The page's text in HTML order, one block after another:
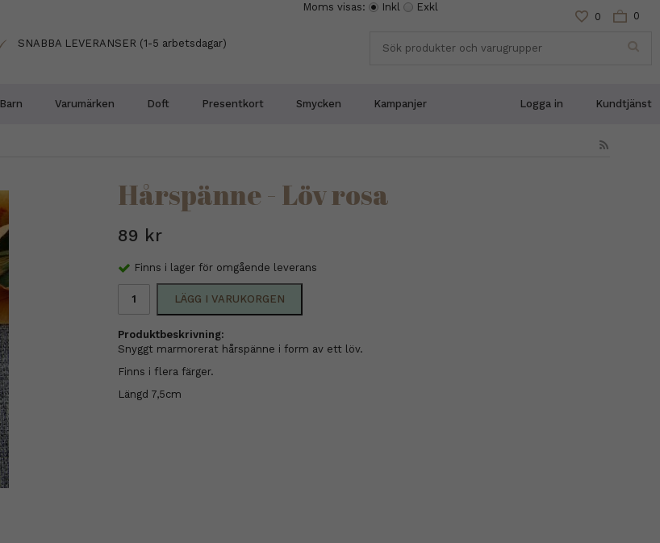
0 0
Moms visas: Inkl Exkl
SNABBA LEVERANSER (1-5 arbetsdagar)
Barn Varumärken Doft Presentkort Smycken Kampanjer Logga in Kundtjänst
Hårspänne - Löv rosa
89 kr
Finns i lager för omgående leverans
LÄGG I VARUKORGEN
Produktbeskrivning:
Snyggt marmorerat hårspänne i form av ett löv.
Finns i flera färger.
Längd 7,5cm